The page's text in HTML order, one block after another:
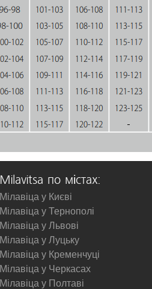
Milavitsa по містах:
Мілавіца у Києві
Мілавіца у Тернополі
Мілавіца у Львові
Мілавіца у Луцьку
Мілавіца у Кременчуці
Мілавіца у Черкасах
Мілавіца у Полтаві